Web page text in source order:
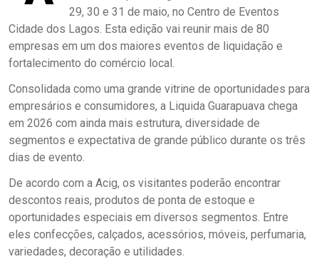
29, 30 e 31 de maio, no Centro de Eventos
Cidade dos Lagos. Esta edição vai reunir mais de 80
empresas em um dos maiores eventos de liquidação e
fortalecimento do comércio local.
Consolidada como uma grande vitrine de oportunidades para
empresários e consumidores, a Liquida Guarapuava chega
em 2026 com ainda mais estrutura, diversidade de
segmentos e expectativa de grande público durante os três
dias de evento.
De acordo com a Acig, os visitantes poderão encontrar
descontos reais, produtos de ponta de estoque e
oportunidades especiais em diversos segmentos. Entre
eles confecções, calçados, acessórios, móveis, perfumaria,
variedades, decoração e utilidades.